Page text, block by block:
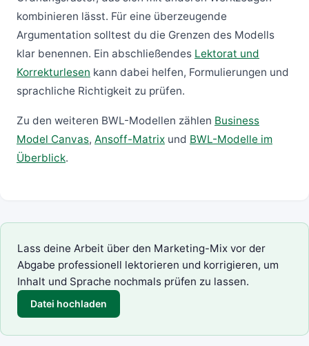
kombinieren lässt. Für eine überzeugende
Argumentation solltest du die Grenzen des Modells
klar benennen. Ein abschließendes Lektorat und
Korrekturlesen kann dabei helfen, Formulierungen und
sprachliche Richtigkeit zu prüfen.
Zu den weiteren BWL-Modellen zählen Business
Model Canvas, Ansoff-Matrix und BWL-Modelle im
Überblick.
Lass deine Arbeit über den Marketing-Mix vor der
Abgabe professionell lektorieren und korrigieren, um
Inhalt und Sprache nochmals prüfen zu lassen.
Datei hochladen